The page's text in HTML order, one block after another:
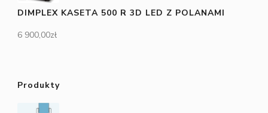
DIMPLEX KASETA 500 R 3D LED Z POLANAMI
6 900,00zł
Produkty